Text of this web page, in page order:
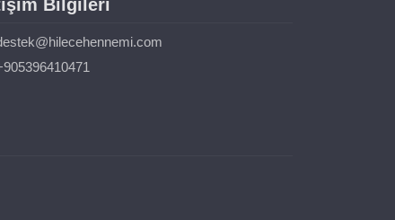
Bilgileri